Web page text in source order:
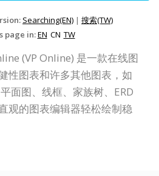
Searching(EN) | 搜索(TW)
page in:EN CN TW
(VP Online) 是一款在线图
性图表和许多其他图表，如
面图、线框、家族树、ERD
观的图表编辑器轻松绘制稳